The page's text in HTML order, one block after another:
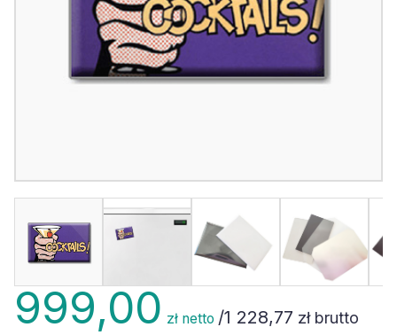
999,00 zł netto /1 228,77 zł brutto